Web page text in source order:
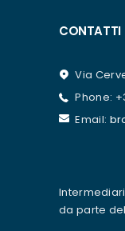
CONTATTI
Via
Phone:
Email:
da parte